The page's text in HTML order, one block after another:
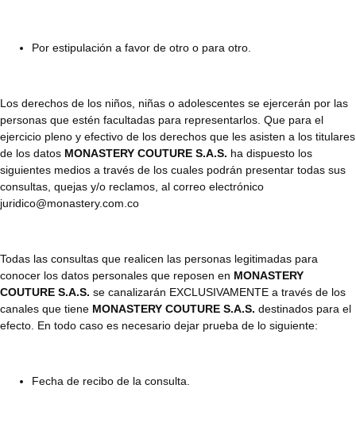
Por estipulación a favor de otro o para otro.
Los derechos de los niños, niñas o adolescentes se ejercerán por las
personas que estén facultadas para representarlos. Que para el
ejercicio pleno y efectivo de los derechos que les asisten a los titulares
de los datos MONASTERY COUTURE S.A.S. ha dispuesto los
siguientes medios a través de los cuales podrán presentar todas sus
consultas, quejas y/o reclamos, al correo electrónico
juridico@monastery.com.co
Todas las consultas que realicen las personas legitimadas para
conocer los datos personales que reposen en MONASTERY
COUTURE S.A.S. se canalizarán EXCLUSIVAMENTE a través de los
canales que tiene MONASTERY COUTURE S.A.S. destinados para el
efecto. En todo caso es necesario dejar prueba de lo siguiente:
Fecha de recibo de la consulta.